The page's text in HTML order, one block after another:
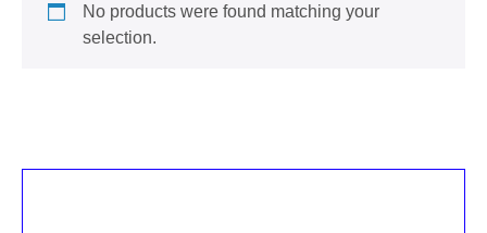
No products were found matching your
selection.